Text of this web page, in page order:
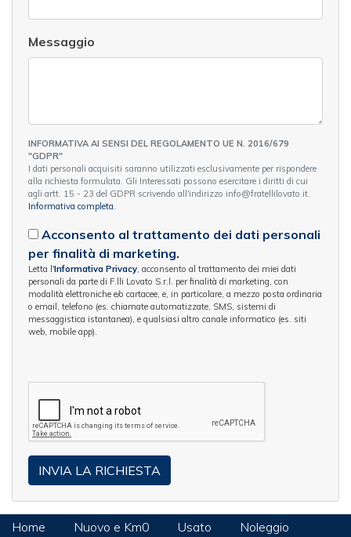
Messaggio
INFORMATIVA AI SENSI DEL REGOLAMENTO UE N. 2016/679
"GDPR"
I dati personali acquisiti saranno utilizzati esclusivamente per rispondere
alla richiesta formulata. Gli Interessati possono esercitare i diritti di cui
agli artt. 15 - 23 del GDPR scrivendo all'indirizzo info@fratellilovato.it.
Informativa completa.
Acconsento al trattamento dei dati personali
per finalità di marketing.
Letta l'Informativa Privacy, acconsento al trattamento dei miei dati
personali da parte di F.lli Lovato S.r.l. per finalità di marketing, con
modalità elettroniche e/o cartacee, e, in particolare, a mezzo posta ordinaria
o email, telefono (es. chiamate automatizzate, SMS, sistemi di
messaggistica istantanea), e qualsiasi altro canale informatico (es. siti
web, mobile app).
Home Nuovo e Km0 Usato
Noleggio